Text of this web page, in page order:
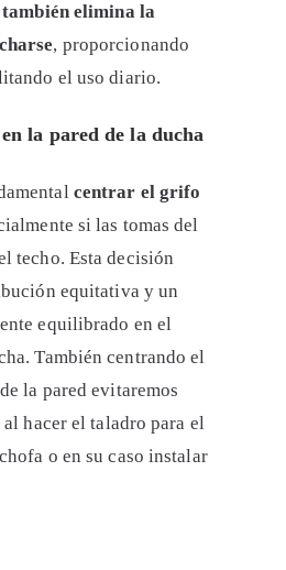
elimina la
, proporcionando
el uso diario.
la pared de la ducha
centrar el grifo
si las tomas del
techo. Esta decisión
equitativa y un
equilibrado en el
También centrando el
la pared evitaremos
hacer el taladro para el
o en su caso instalar